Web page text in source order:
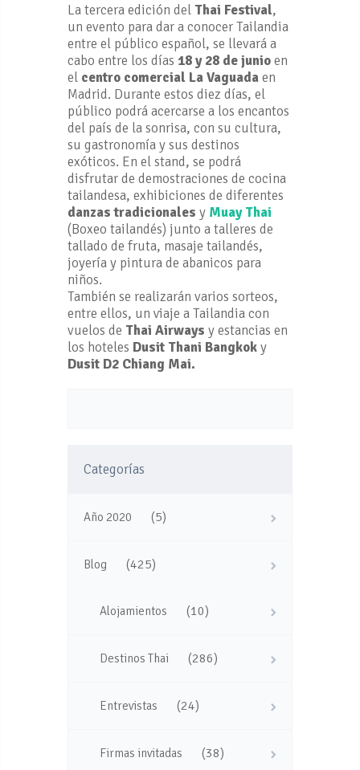
La tercera edición del Thai Festival,
un evento para dar a conocer Tailandia
entre el público español, se llevará a
cabo entre los días 18 y 28 de junioen
el centro comercial La Vaguadaen
Madrid. Durante estos diez días, el
público podrá acercarse a los encantos
del país de la sonrisa, con su cultura,
su gastronomía y sus destinos
exóticos. En el stand, se podrá
disfrutar de demostraciones de cocina
tailandesa, exhibiciones de diferentes
danzas tradicionales y Muay Thai
(Boxeo tailandés) junto a talleres de
tallado de fruta, masaje tailandés,
joyería y pintura de abanicos para
niños.
También se realizarán varios sorteos,
entre ellos, un viaje a Tailandia con
vuelos de Thai Airways y estancias en
los hoteles Dusit Thani Bangkoky
Dusit D2 Chiang Mai.
Categorías
Año 2020 (5)
Blog (425)
Alojamientos (10)
Destinos Thai (286)
Entrevistas (24)
Firmas invitadas (38)